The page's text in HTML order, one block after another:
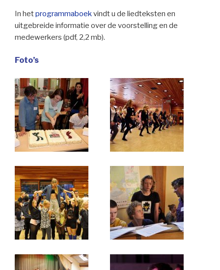
In hetprogrammaboekvindt u de liedteksten en
uitgebreide informatie over de voorstelling en de
medewerkers (pdf, 2,2 mb).
Foto’s